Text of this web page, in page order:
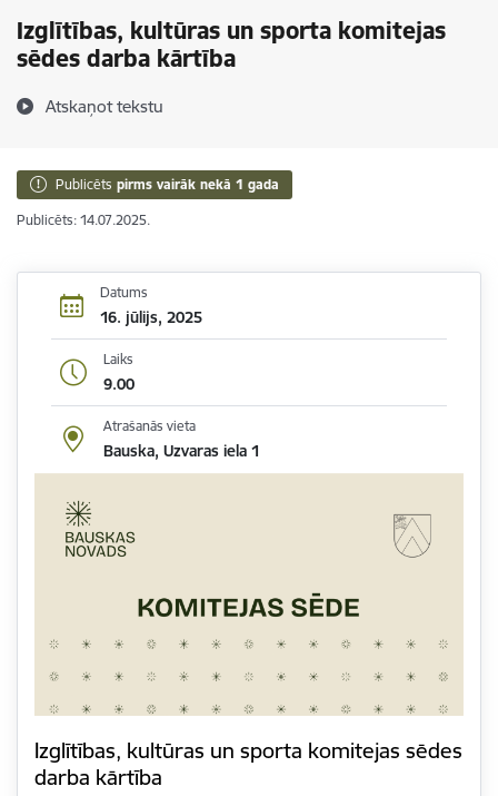
Izglītības, kultūras un sporta komitejas
sēdes darba kārtība
Atskaņot tekstu
Publicēts pirms vairāk nekā 1 gada
Publicēts: 14.07.2025.
Datums
16. jūlijs, 2025
Laiks
9.00
Atrašanās vieta
Bauska, Uzvaras iela 1
Izglītības, kultūras un sporta komitejas sēdes
darba kārtība